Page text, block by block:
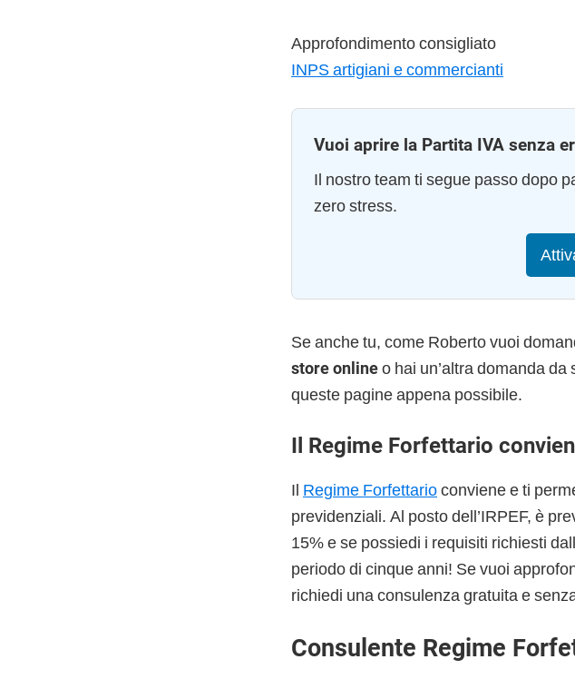
Approfondimento consigliato
INPS artigiani e commercianti
Vuoi aprire la Partita IVA senza
Il nostro team ti segue passo dopo
zero stress.
Se anche tu, come Roberto vuoi
store onlineo hai un’altra domanda
queste pagine appena possibile.
Il Regime Forfettario
Il Regime Forfettarioconviene e ti
previdenziali. Al posto dell’IRPEF, è
15% e se possiedi i requisiti richiesti
periodo di cinque anni! Se vuoi
richiedi una consulenza gratuita e
Consulente Regime